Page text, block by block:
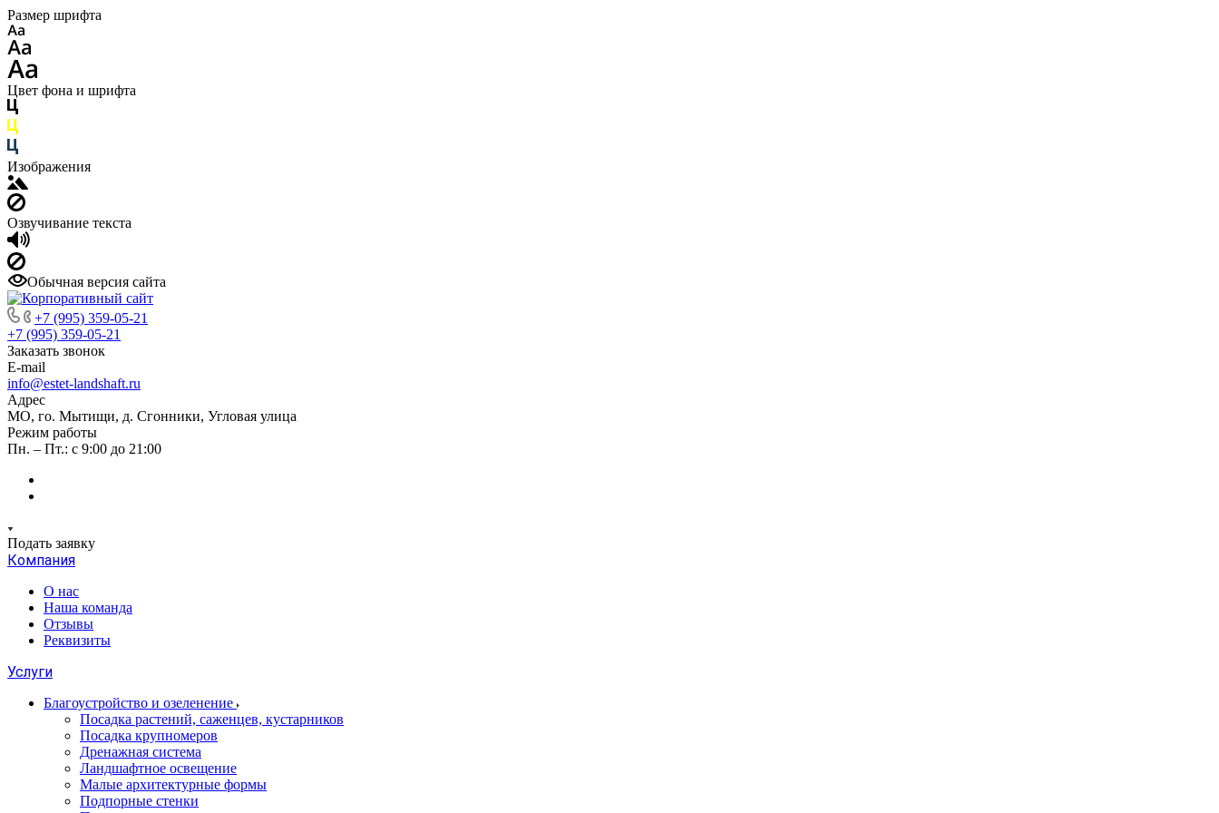
Размер шрифта
Цвет фона и шрифта
Изображения
Озвучивание текста
Обычная версия сайта
+7 (995) 359-05-21
+7 (995) 359-05-21
Заказать звонок
E-mail
info@estet-landshaft.ru
Адрес
МО, го. Мытищи, д. Сгонники, Угловая улица
Режим работы
Пн. – Пт.: с 9:00 до 21:00
Подать заявку
Компания
О нас
Наша команда
Отзывы
Реквизиты
Услуги
Благоустройство и озеленение
Посадка растений, саженцев, кустарников
Посадка крупномеров
Дренажная система
Ландшафтное освещение
Малые архитектурные формы
Подпорные стенки